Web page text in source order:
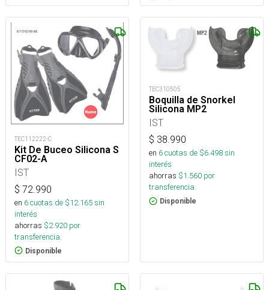
TEC112222-C
Kit De Buceo Silicona S
CF02-A
IST
$ 72.990
en 6cuotas de $12.165sin
interés
ahorras $2.920 por
transferencia.
Disponible
TEC310505
Boquilla de Snorkel
Silicona MP2
IST
$ 38.990
en 6cuotas de $6.498sin
interés
ahorras $1.560 por
transferencia.
Disponible